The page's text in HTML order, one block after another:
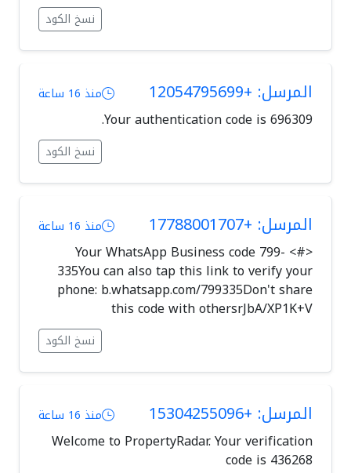
نسخ الكود
المرسل: +12054795699 منذ 16 ساعة
Your authentication code is 696309.
نسخ الكود
المرسل: +17788001707 منذ 16 ساعة
<#> Your WhatsApp Business code 799-
335You can also tap this link to verify your
phone: b.whatsapp.com/799335Don't share
this code with othersrJbA/XP1K+V
نسخ الكود
المرسل: +15304255096 منذ 16 ساعة
Welcome to PropertyRadar. Your verification
code is 436268